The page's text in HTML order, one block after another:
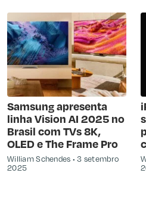
Samsung apresenta
linha Vision AI 2025 no
Brasil com TVs 8K,
OLED e The Frame Pro
William Schendes
3 setembro
2025